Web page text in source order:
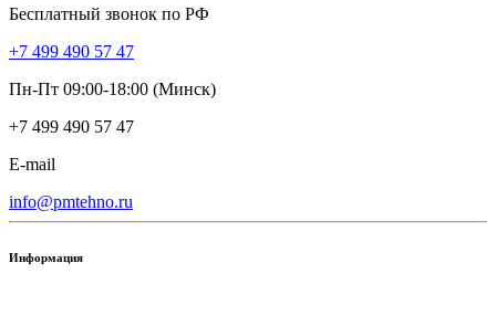
Бесплатный звонок по РФ
+7 499 490 57 47
Пн-Пт 09:00-18:00 (Минск)
+7 499 490 57 47
E-mail
info@pmtehno.ru
Информация